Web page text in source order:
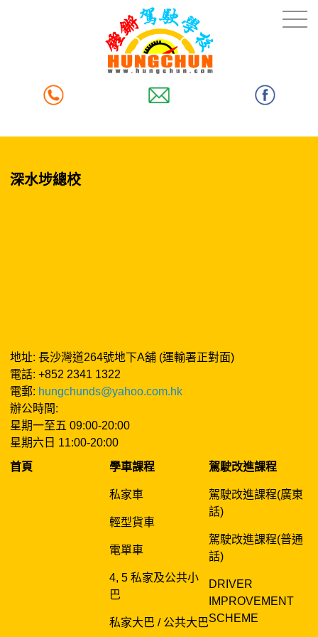
深水埗總校
地址: 長沙灣道264號地下A舖 (運輸署正對面)
電話: +852 2341 1322
電郵: hungchunds@yahoo.com.hk
辦公時間:
星期一至五 09:00-20:00
星期六日 11:00-20:00
首頁
學車課程
私家車
輕型貨車
電單車
4, 5 私家及公共小
巴
私家大巴 / 公共大巴
駕駛改進課程
駕駛改進課程(廣東
話)
駕駛改進課程(普通
話)
DRIVER
IMPROVEMENT
SCHEME